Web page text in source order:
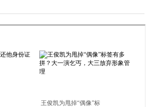
王俊凯为甩掉“偶像”标